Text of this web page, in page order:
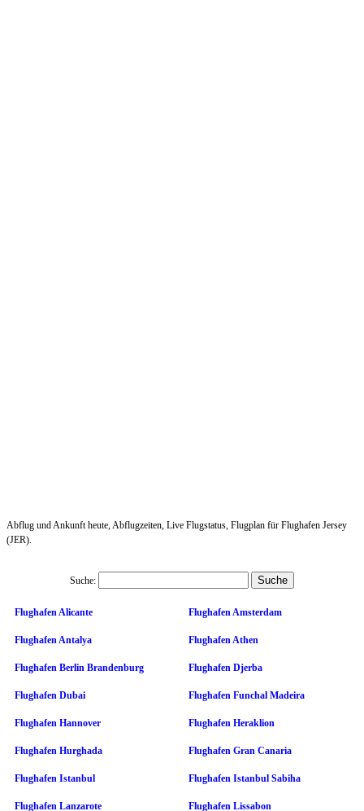
Abflug und Ankunft heute, Abflugzeiten, Live Flugstatus, Flugplan für Flughafen Jersey
(JER).
Suche:
Flughafen Alicante Flughafen Amsterdam
Flughafen Antalya Flughafen Athen
Flughafen Berlin Brandenburg Flughafen Djerba
Flughafen Dubai Flughafen Funchal Madeira
Flughafen Hannover Flughafen Heraklion
Flughafen Hurghada Flughafen Gran Canaria
Flughafen Istanbul Flughafen Istanbul Sabiha
Flughafen Lanzarote Flughafen Lissabon